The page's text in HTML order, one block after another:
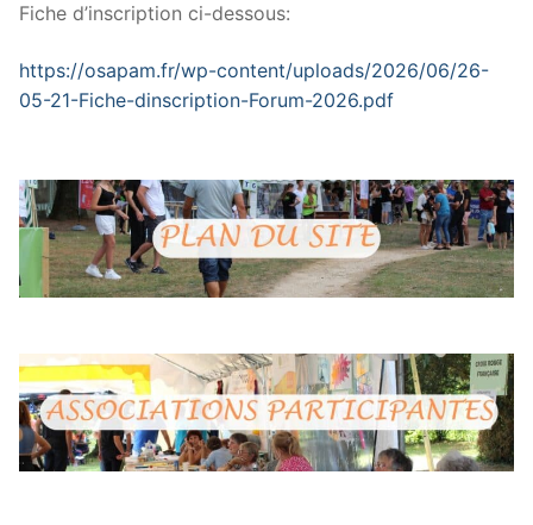
Fiche d’inscription ci-dessous:
https://osapam.fr/wp-content/uploads/2026/06/26-
05-21-Fiche-dinscription-Forum-2026.pdf